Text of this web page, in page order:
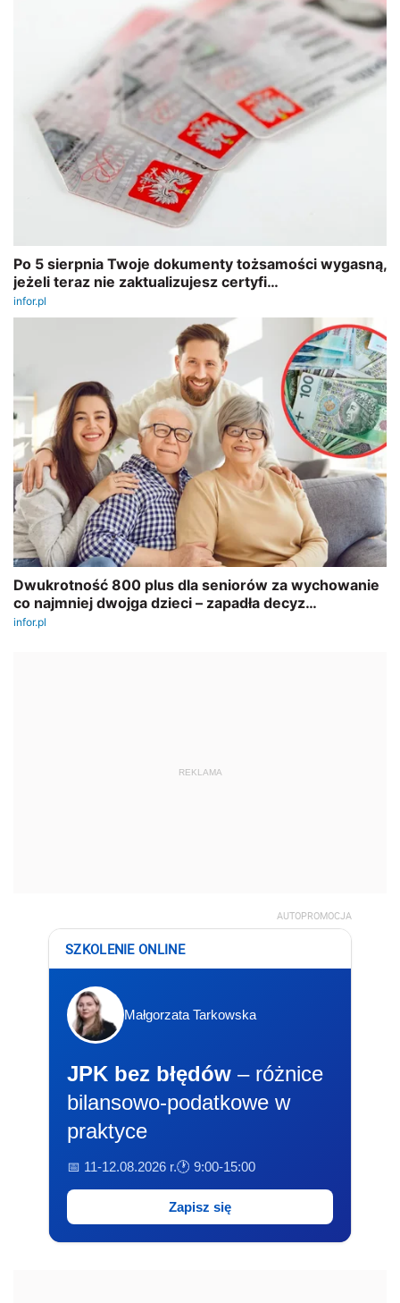
REKLAMA
AUTOPROMOCJA
SZKOLENIE ONLINE
Małgorzata Tarkowska
JPK bez błędów – różnice
bilansowo-podatkowe w
praktyce
📅 11-12.08.2026 r.🕐 9:00-15:00
Zapisz się